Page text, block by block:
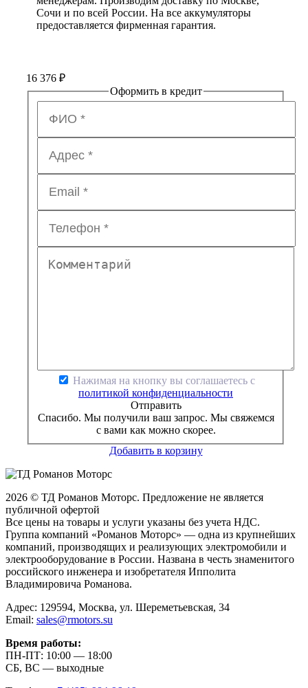
Сочи и по всей России. На все аккумуляторы
предоставляется фирменная гарантия.
16 376 ₽
Оформить в кредит
Нажимая на кнопку вы соглашаетесь с
политикой конфиденциальности
Отправить
Спасибо. Мы получили ваш запрос. Мы свяжемся
с вами как можно скорее.
Добавить в корзину
2026 © ТД Романов Моторс. Предложение не является
публичной офертой
Все цены на товары и услуги указаны без учета НДС.
Группа компаний «Романов Моторс» — одна из крупнейших
компаний, производящих и реализующих электромобили и
электрооборудование в России. Названа в честь знаменитого
российского инженера и изобретателя Ипполита
Владимировича Романова.
Адрес: 129594, Москва, ул. Шереметьевская, 34
Email: sales@rmotors.su
Время работы:
ПН-ПТ: 10:00 — 18:00
СБ, ВС — выходные